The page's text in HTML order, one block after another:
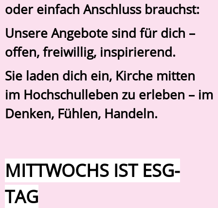
oder einfach Anschluss brauchst:
Unsere Angebote sind für dich –
offen, freiwillig, inspirierend.
Sie laden dich ein, Kirche mitten
im Hochschulleben zu erleben – im
Denken, Fühlen, Handeln.
MITTWOCHS IST ESG-
TAG